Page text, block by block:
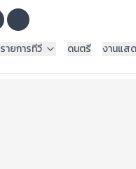
รายการทีวี ดนตรี งานแส